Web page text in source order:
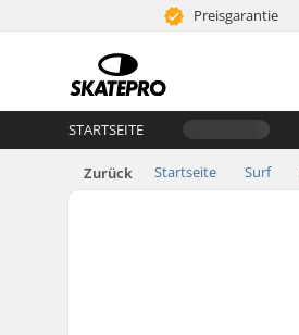
Preisgarantie
STARTSEITE
Zurück Startseite Surf